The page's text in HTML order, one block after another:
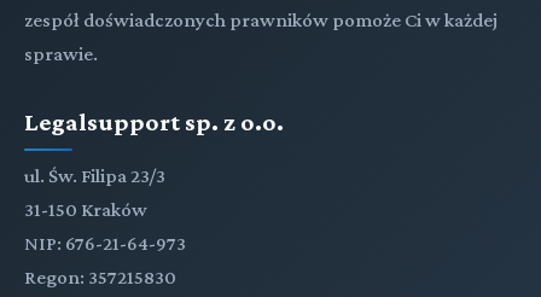
zespół doświadczonych prawników pomoże Ci w każdej
sprawie.
Legalsupport sp. z o.o.
ul. Św. Filipa 23/3
31-150 Kraków
NIP: 676-21-64-973
Regon: 357215830